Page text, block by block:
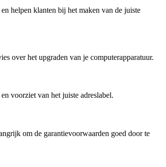
helpen klanten bij het maken van de juiste
over het upgraden van je computerapparatuur.
voorziet van het juiste adreslabel.
om de garantievoorwaarden goed door te